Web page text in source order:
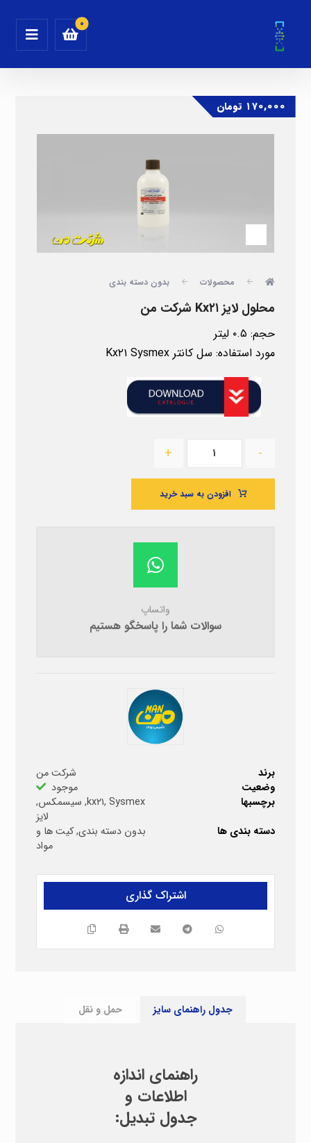
محصولات بدون دسته بندی
محلول لایز Kx۲۱ شرکت من
۱۷۰,۰۰۰ تومان
حجم: ۰.۵ لیتر
مورد استفاده: سل کانتر Kx۲۱ Sysmex
-
+
افزودن به سبد خرید
واتساپ
سوالات شما را پاسخگو هستیم
برند
شرکت من
وضعیت
موجود
برچسبها
kx۲۱,Sysmex
, سیسمکس,
لایز
دسته بندی ها
بدون دسته بندی,کیت ها و
مواد
جدول راهنمای سایز حمل و نقل
راهنمای اندازه
اطلاعات و
جدول تبدیل: